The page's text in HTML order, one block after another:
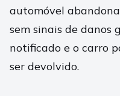
automóvel
sem sinais de danos
notificado e o carro
ser devolvido.